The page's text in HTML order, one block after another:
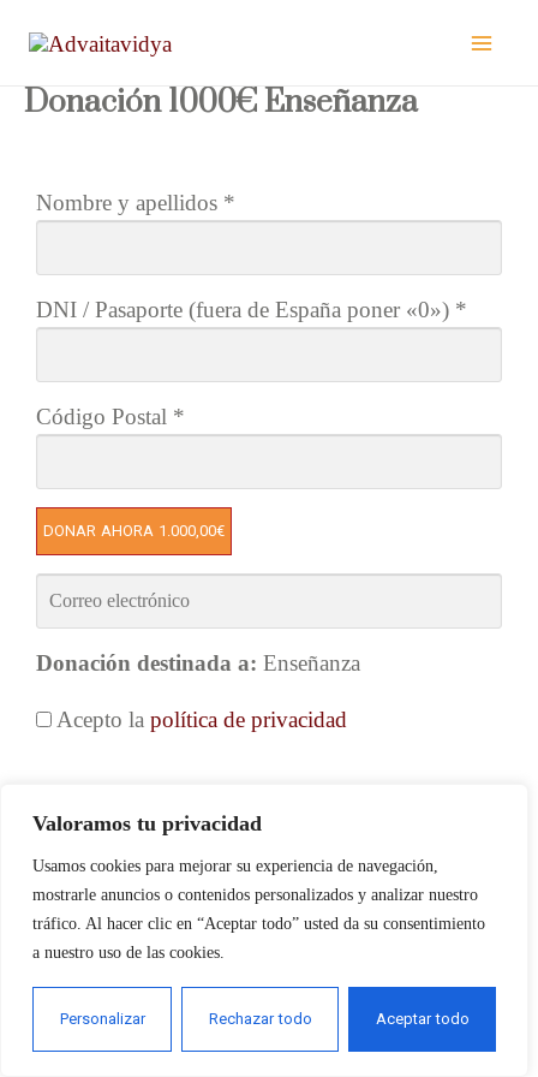
Valoramos tu privacidad
Usamos cookies para mejorar su experiencia de navegación,
mostrarle anuncios o contenidos personalizados y analizar nuestro
tráfico. Al hacer clic en “Aceptar todo” usted da su consentimiento
a nuestro uso de las cookies.
Personalizar Rechazar todo Aceptar todo
contenido
Donación 1000€ Enseñanza
Nombre y apellidos *
DNI / Pasaporte (fuera de España poner «0») *
Código Postal *
Donación destinada a: Enseñanza
Acepto la política de privacidad